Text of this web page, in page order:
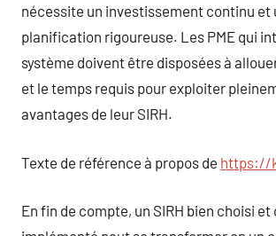
nécessite un investissement continu et
planification rigoureuse. Les PME qui
système doivent être disposées à
et le temps requis pour exploiter
avantages de leur SIRH.
Texte de référence à propos de https://
En fin de compte, un SIRH bien choisi